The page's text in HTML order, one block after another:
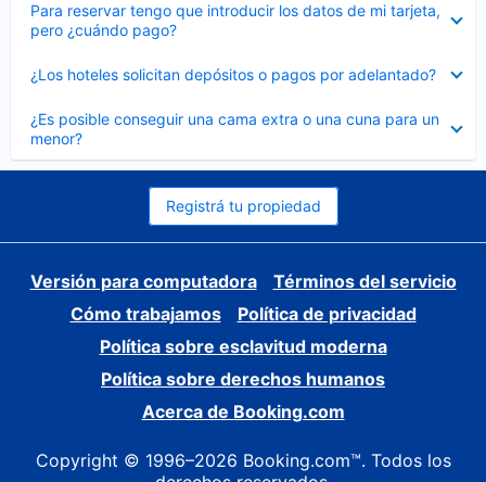
Para reservar tengo que introducir los datos de mi tarjeta,
pero ¿cuándo pago?
cerrado
¿Los hoteles solicitan depósitos o pagos por adelantado?
cerrado
¿Es posible conseguir una cama extra o una cuna para un
menor?
cerrado
Registrá tu propiedad
Versión para computadora
Términos del servicio
Cómo trabajamos
Política de privacidad
Política sobre esclavitud moderna
Política sobre derechos humanos
Acerca de Booking.com
Copyright © 1996–2026 Booking.com™. Todos los